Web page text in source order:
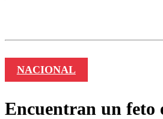
NACIONAL
Encuentran un feto